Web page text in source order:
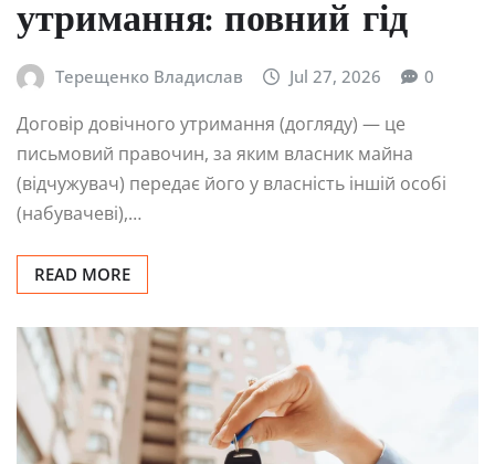
утримання: повний гід
Терещенко Владислав Jul 27, 2026 0
Договір довічного утримання (догляду) — це
письмовий правочин, за яким власник майна
(відчужувач) передає його у власність іншій особі
(набувачеві),…
READ MORE